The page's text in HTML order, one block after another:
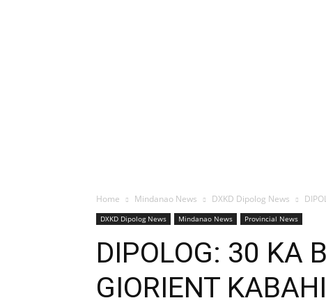
Home Mindanao News DXKD Dipolog News
DXKD Dipolog News Mindanao News Provincial News
DIPOLOG: 30 KA
GIORIENT